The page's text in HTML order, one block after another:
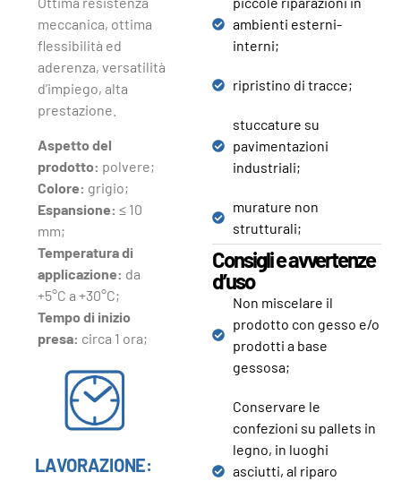
meccanica, ottima
flessibilità ed
aderenza, versatilità
d’impiego, alta
prestazione.
Aspetto del
prodotto: polvere;
Colore: grigio;
Espansione: ≤ 10
mm;
Temperatura di
applicazione: da
+5°C a +30°C;
Tempo di inizio
presa: circa 1 ora;
LAVORAZIONE:
ambienti esterni-
interni;
ripristino di tracce;
stuccature su
pavimentazioni
industriali;
murature non
strutturali;
Consigli e avvertenze
d’uso
Non miscelare il
prodotto con gesso e/o
prodotti a base
gessosa;
Conservare le
confezioni su pallets in
legno, in luoghi
asciutti, al riparo